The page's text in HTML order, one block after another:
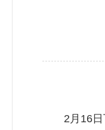
2月16日下